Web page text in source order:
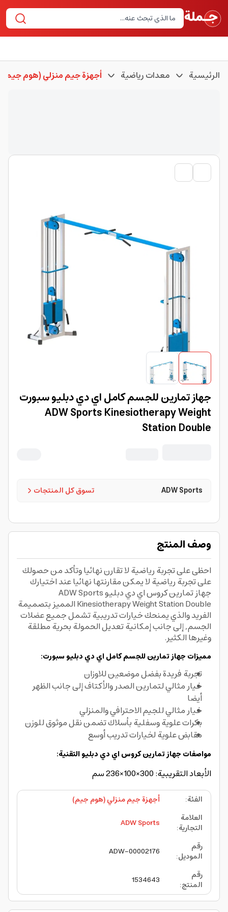
الرئيسية معدات رياضية أجهزة جيم منزلي (هوم جيم)
جهاز تمارين للجسم كامل اي دي دبليو سبورت
ADW Sports Kinesiotherapy Weight
Station Double
تسوق كل المنتجات ADW Sports
وصف المنتج
احظى على تجربة رياضية لا تقارن نهائيا وتأكد من حصولك
على تجربة رياضية لا يمكن مقارنتها نهائيا عند اختيارك
جهاز تمارين كروس اي دي دبليو ADW Sports
Kinesiotherapy Weight Station Double المميز بتصميمة
الفريد والذي يمنحك خيارات تدريبية تشمل جميع عضلات
الجسم, إلى جانب إمكانية تعديل الحمولة بحرية مطلقة
وغيرها الكثير.
مميزات جهاز تمارين للجسم كامل اي دي دبليو سبورت:
تجربة فريدة بفضل موضعين للاوزان
خيار مثالي لتمارين الصدر والأكتاف إلى جانب الظهر
أيضا
خيار مثالي للجيم الاحترافي والمنزلي
بكرات علوية وسفلية بأسلاك تضمن نقل موثوق للوزن
مقابض علوية لخيارات تدريب أوسع
مواصفات جهاز تمارين كروس اي دي دبليو التقنية:
الأبعاد التقريبية: 300×100×236 سم
الفئة:
أجهزة جيم منزلي (هوم جيم)
العلامة
التجارية:
ADW Sports
رقم
الموديل:
ADW-00002176
رقم
المنتج:
1534643